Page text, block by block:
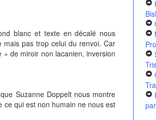
blanc et texte en décalé nous
pas trop celui du renvoi. Car
de miroir non lacanien, inversion
Suzanne Doppelt nous montre
qui est non humain ne nous est